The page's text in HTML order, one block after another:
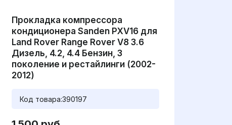
Прокладка компрессора
кондиционера Sanden PXV16 для
Land Rover Range Rover V8 3.6
Дизель, 4.2, 4.4 Бензин, 3
поколение и рестайлинги (2002-
2012)
Код товара:390197